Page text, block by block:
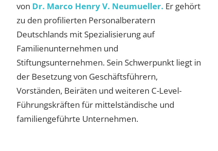
von Dr. Marco Henry V. Neumueller. Er gehört
zu den profilierten Personalberatern
Deutschlands mit Spezialisierung auf
Familienunternehmen und
Stiftungsunternehmen. Sein Schwerpunkt liegt in
der Besetzung von Geschäftsführern,
Vorständen, Beiräten und weiteren C-Level-
Führungskräften für mittelständische und
familiengeführte Unternehmen.